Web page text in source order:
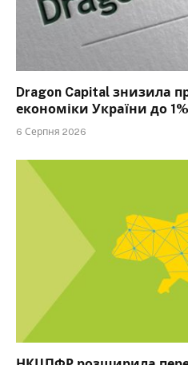
Dragon Capital знизила
економіки України до 1%
6 Серпня 2026